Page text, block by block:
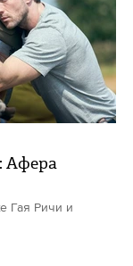
Афера
Гая Ричи и